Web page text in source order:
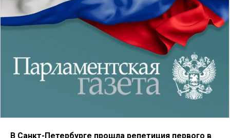
В Санкт-Петербурге прошла репетиция первого в